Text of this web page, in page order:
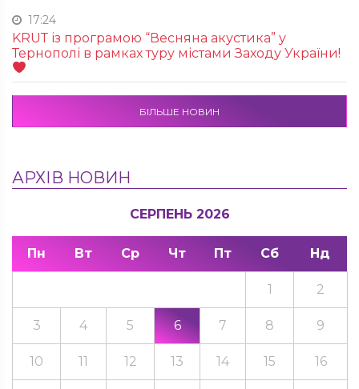
17:24
KRUТ із програмою “Весняна акустика” у
Тернополі в рамках туру містами Заходу України!
БІЛЬШЕ НОВИН
АРХІВ НОВИН
СЕРПЕНЬ 2026
Пн Вт Ср Чт Пт Сб Нд
1 2
3 4 5 6 7 8 9
10 11 12 13 14 15 16